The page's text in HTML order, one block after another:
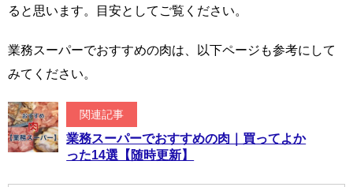
ると思います。目安としてご覧ください。
業務スーパーでおすすめの肉は、以下ページも参考にして
みてください。
関連記事
業務スーパーでおすすめの肉｜買ってよか
った14選【随時更新】